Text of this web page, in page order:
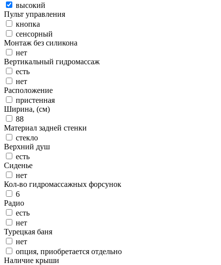
высокий
Пульт управления
кнопка
сенсорный
Монтаж без силикона
нет
Вертикальный гидромассаж
есть
нет
Расположение
пристенная
Ширина, (см)
88
Материал задней стенки
стекло
Верхний душ
есть
Сиденье
нет
Кол-во гидромассажных форсунок
6
Радио
есть
нет
Турецкая баня
нет
опция, приобретается отдельно
Наличие крыши